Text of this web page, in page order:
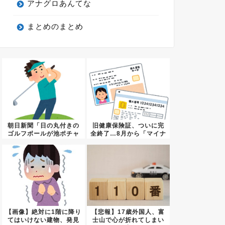
アナグロあんてな
まとめのまとめ
朝日新聞「日の丸付きの
ゴルフボールが池ポチャ
旧健康保険証、ついに完
全終了…8月から「マイナ
【画像】絶対に1階に降り
てはいけない建物、発見
【悲報】17歳外国人、富
士山で心が折れてしまい